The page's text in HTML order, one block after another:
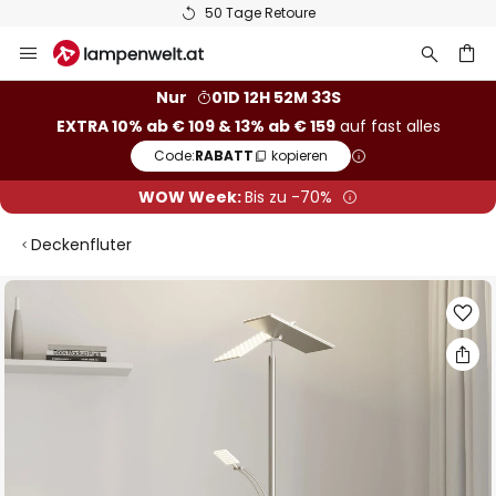
50 Tage Retoure
Inhalt
Nur
01D 12H 52M 32S
EXTRA 10% ab € 109 & 13% ab € 159auf fast alles
Code:RABATT kopieren
WOW Week:Bis zu -70%
Deckenfluter
Zum
Ende
der
Bildgalerie